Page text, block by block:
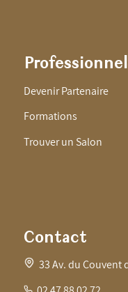
Devenir Partenaire
Formations
Trouver un Salon
Contact
33 Av. du Couvent